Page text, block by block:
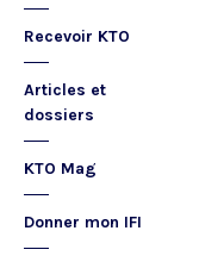
Recevoir KTO
Articles et
dossiers
KTO Mag
Donner mon IFI